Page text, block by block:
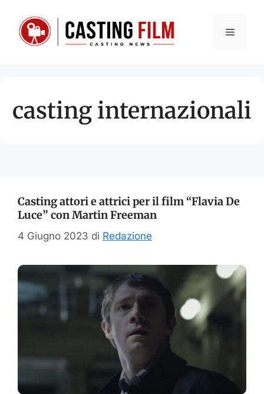
contenuto
Menu
casting internazionali
Casting attori e attrici per il film “Flavia De
Luce” con Martin Freeman
4 Giugno 2023 di Redazione